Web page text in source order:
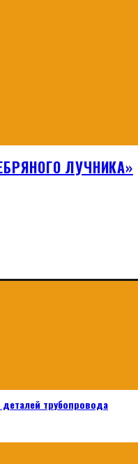
ЛУЧНИКА»
трубопровода